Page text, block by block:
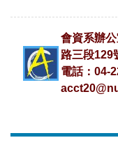
會資系辦
路三段129
電話：04-